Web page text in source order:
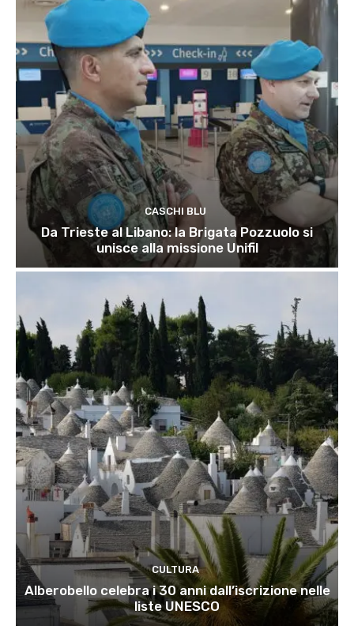
CASCHI BLU
Da Trieste al Libano: la Brigata Pozzuolo si
unisce alla missione Unifil
CULTURA
Alberobello celebra i 30 anni dall’iscrizione nelle
liste UNESCO